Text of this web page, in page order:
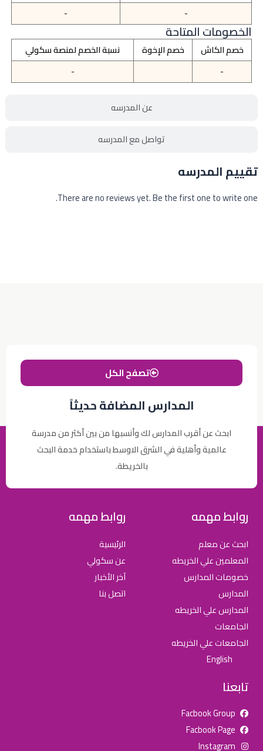
عن المدرسه
تواصل مع المدرسه
-
-
الخصومات المتاحة
خصم الكاش خصم الإخوة
نسبة الخصم لمنصة سكولي
-
-
تقييم المدرسه
There are no reviews yet. Be the first one to write one.
المدارس المضافة حديثاً
ابحث عن أقرب المدارس لك وأنسبها من بين أكثر من مدرسة
عالمية وأهلية في الشرق الاوسط باستخدام خدمة البحث
بالخريطة.
تصفح الكل
روابط مهمه
ابحث عن معلم
المعلمين علي الخريطه
خصومات المدارس
المدارس
المدارس علي الخريطه
الجامعات
الجامعات علي الخريطه
English
روابط مهمه
الرئيسية
عن سكولي
آخر الأخبار
اتصل بنا
تابعنا
Facbook Group
Facbook Page
Instagramللإعلان على منصة سكولي وجروب مدارس عالمية وأهلية يشرفنا